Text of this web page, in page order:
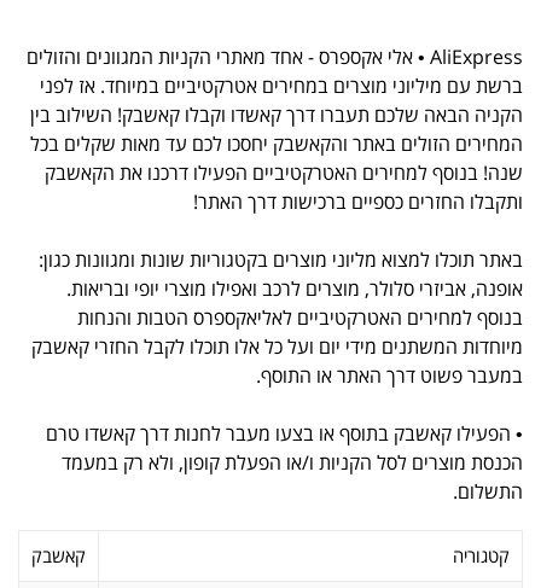
AliExpress • אלי אקספרס - אחד מאתרי הקניות המגוונים והזולים
ברשת עם מיליוני מוצרים במחירים אטרקטיביים במיוחד. אז לפני
הקניה הבאה שלכם תעברו דרך קאשדו וקבלו קאשבק! השילוב בין
המחירים הזולים באתר והקאשבק יחסכו לכם עד מאות שקלים בכל
שנה! בנוסף למחירים האטרקטיביים הפעילו דרכנו את הקאשבק
ותקבלו החזרים כספיים ברכישות דרך האתר!
באתר תוכלו למצוא מליוני מוצרים בקטגוריות שונות ומגוונות כגון:
אופנה, אביזרי סלולר, מוצרים לרכב ואפילו מוצרי יופי ובריאות.
בנוסף למחירים האטרקטיביים לאליאקספרס הטבות והנחות
מיוחדות המשתנים מידי יום ועל כל אלו תוכלו לקבל החזרי קאשבק
במעבר פשוט דרך האתר או התוסף.
• הפעילו קאשבק בתוסף או בצעו מעבר לחנות דרך קאשדו טרם
הכנסת מוצרים לסל הקניות ו/או הפעלת קופון, ולא רק במעמד
התשלום.
קטגוריה קאשבק